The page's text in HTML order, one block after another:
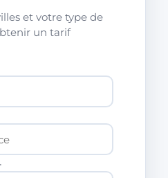
et votre type de
un tarif